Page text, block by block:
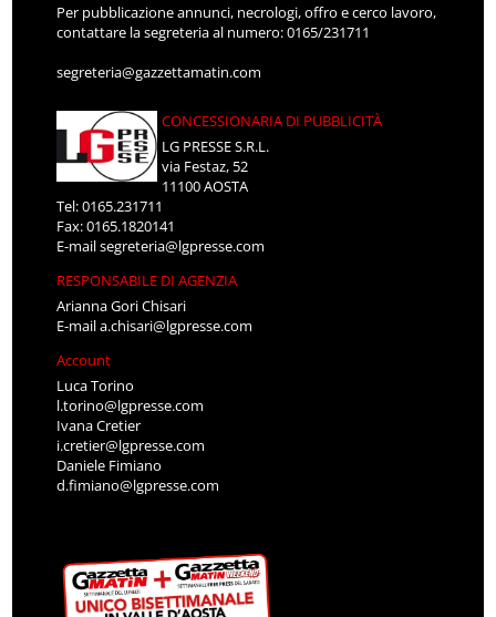
Per pubblicazione annunci, necrologi, offro e cerco lavoro,
contattare la segreteria al numero: 0165/231711
segreteria@gazzettamatin.com
CONCESSIONARIA DI PUBBLICITÀ
LG PRESSE S.R.L.
via Festaz, 52
11100 AOSTA
Tel: 0165.231711
Fax: 0165.1820141
E-mailsegreteria@lgpresse.com
RESPONSABILE DI AGENZIA
Arianna Gori Chisari
E-maila.chisari@lgpresse.com
Account
Luca Torino
l.torino@lgpresse.com
Ivana Cretier
i.cretier@lgpresse.com
Daniele Fimiano
d.fimiano@lgpresse.com